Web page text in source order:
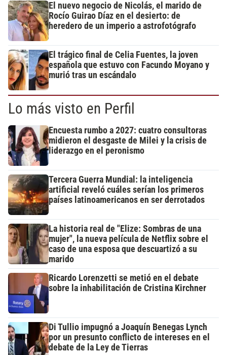
El nuevo negocio de Nicolás, el marido de
Rocío Guirao Díaz en el desierto: de
heredero de un imperio a astrofotógrafo
El trágico final de Celia Fuentes, la joven
española que estuvo con Facundo Moyano y
murió tras un escándalo
Lo más visto en Perfil
Encuesta rumbo a 2027: cuatro consultoras
midieron el desgaste de Milei y la crisis de
liderazgo en el peronismo
Tercera Guerra Mundial: la inteligencia
artificial reveló cuáles serían los primeros
países latinoamericanos en ser derrotados
La historia real de "Elize: Sombras de una
mujer", la nueva película de Netflix sobre el
caso de una esposa que descuartizó a su
marido
Ricardo Lorenzetti se metió en el debate
sobre la inhabilitación de Cristina Kirchner
Di Tullio impugnó a Joaquín Benegas Lynch
por un presunto conflicto de intereses en el
debate de la Ley de Tierras